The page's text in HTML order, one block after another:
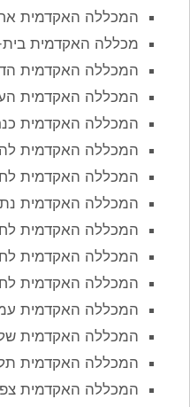
המכללה האקדמית
מכללה האקדמית
המכללה האקדמית
המכללה האקדמית
המכללה האקדמית
המכללה האקדמית
המכללה האקדמית
המכללה האקדמית
המכללה האקדמית
המכללה האקדמית
המכללה האקדמית
המכללה האקדמית
המכללה האקדמית של
המכללה האקדמית
המכללה האקדמית